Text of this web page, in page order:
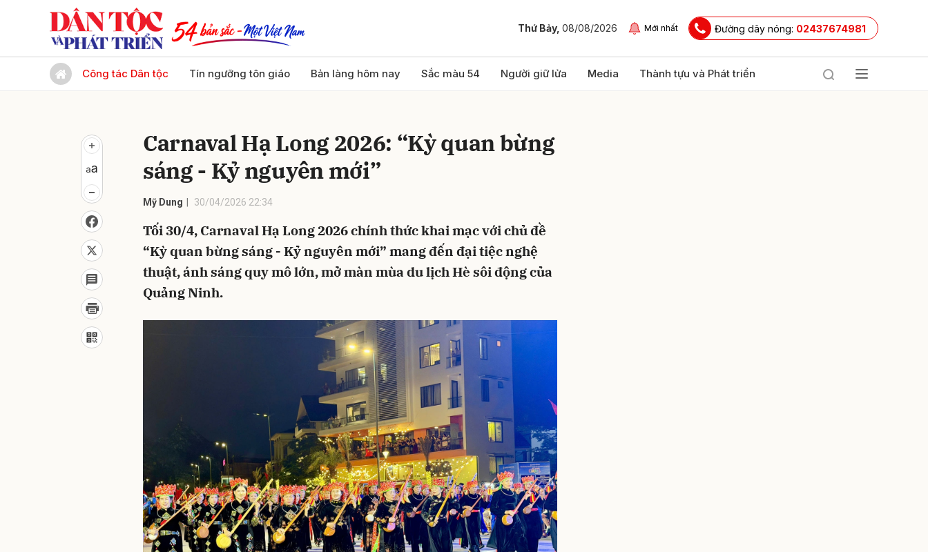
Thứ Bảy, 08/08/2026 Mới nhất Đường dây nóng: 02437674981
Công tác Dân tộc Tín ngưỡng tôn giáo Bản làng hôm nay Sắc màu 54 Người giữ lửa Media Thành tựu và Phát triển
Carnaval Hạ Long 2026: “Kỳ quan bừng
sáng - Kỷ nguyên mới”
Mỹ Dung 30/04/2026 22:34
Tối 30/4, Carnaval Hạ Long 2026 chính thức khai mạc với chủ đề
“Kỳ quan bừng sáng - Kỷ nguyên mới” mang đến đại tiệc nghệ
thuật, ánh sáng quy mô lớn, mở màn mùa du lịch Hè sôi động của
Quảng Ninh.
Gửi bình luận
Hủy